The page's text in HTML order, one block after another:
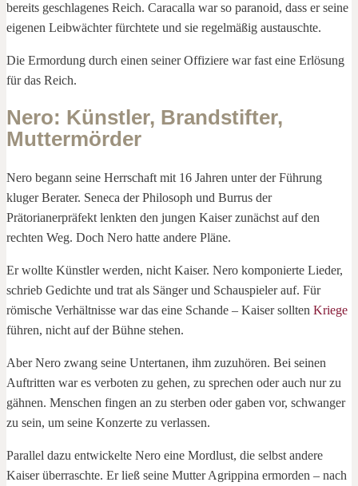
bereits geschlagenes Reich. Caracalla war so paranoid, dass er seine
eigenen Leibwächter fürchtete und sie regelmäßig austauschte.
Die Ermordung durch einen seiner Offiziere war fast eine Erlösung
für das Reich.
Nero: Künstler, Brandstifter,
Muttermörder
Nero begann seine Herrschaft mit 16 Jahren unter der Führung
kluger Berater. Seneca der Philosoph und Burrus der
Prätorianerpräfekt lenkten den jungen Kaiser zunächst auf den
rechten Weg. Doch Nero hatte andere Pläne.
Er wollte Künstler werden, nicht Kaiser. Nero komponierte Lieder,
schrieb Gedichte und trat als Sänger und Schauspieler auf. Für
römische Verhältnisse war das eine Schande – Kaiser sollten Kriege
führen, nicht auf der Bühne stehen.
Aber Nero zwang seine Untertanen, ihm zuzuhören. Bei seinen
Auftritten war es verboten zu gehen, zu sprechen oder auch nur zu
gähnen. Menschen fingen an zu sterben oder gaben vor, schwanger
zu sein, um seine Konzerte zu verlassen.
Parallel dazu entwickelte Nero eine Mordlust, die selbst andere
Kaiser überraschte. Er ließ seine Mutter Agrippina ermorden – nach